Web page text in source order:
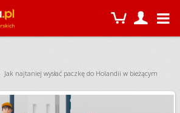
Jak najtaniej wysłać paczkę do Holandii w bieżącym